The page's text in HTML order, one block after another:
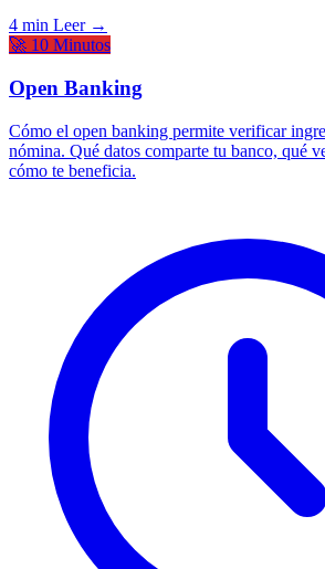
4 min Leer →
🚀 10 Minutos
Open Banking
Cómo el open banking permite verificar
nómina. Qué datos comparte tu banco, qué
cómo te beneficia.